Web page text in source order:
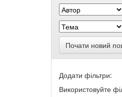
Почати новий
Додати фільтри:
Використовуйте